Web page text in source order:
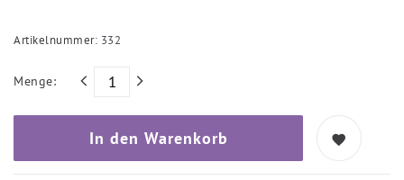
Artikelnummer: 332
Menge:
In den Warenkorb